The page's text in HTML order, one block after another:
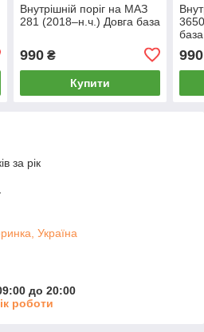
Внутрішній поріг на МАЗ
281 (2018–н.ч.) Довга база
990₴
Купити
база
990
за рік
Україна
до 20:00
роботи